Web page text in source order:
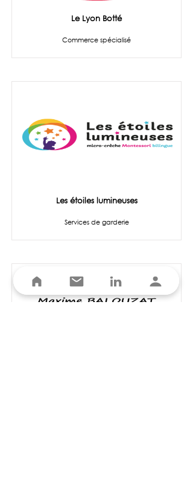
Le Lyon Botté
Commerce spécialisé
Les étoiles lumineuses
Services de garderie